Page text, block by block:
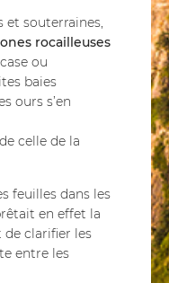
et souterraines,
rocailleuses
ou
baies
ours s’en
celle de la
feuilles dans les
en effet la
de clarifier les
entre les